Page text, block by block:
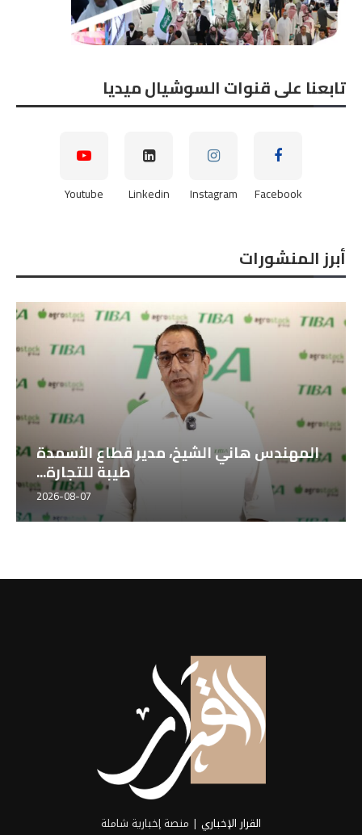
تابعنا على قنوات السوشيال ميديا
Facebook
Instagram
Linkedin
Youtube
أبرز المنشورات
المهندس هاني جارسه ، مدير التصدير بشركة
أجروستوك الإسبانية...
القرار الإخباري | منصة إخبارية شاملة